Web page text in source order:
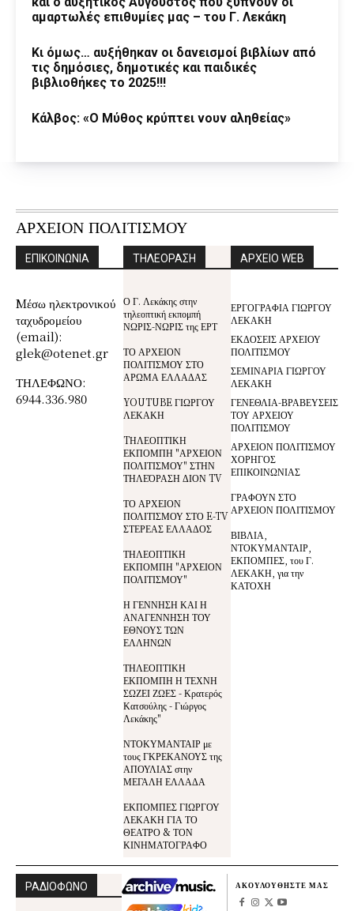
αμαρτωλές επιθυμίες μας – του Γ. Λεκάκη
Κι όμως… αυξήθηκαν οι δανεισμοί βιβλίων από
τις δημόσιες, δημοτικές και παιδικές
βιβλιοθήκες το 2025!!!
Κάλβος: «Ο Μύθος κρύπτει νουν αληθείας»
ΑΡΧΕΙΟΝ ΠΟΛΙΤΙΣΜΟΥ
ΕΠΙΚΟΙΝΩΝΙΑ
Mέσω ηλεκτρονικού
ταχυδρομείου
(email):
glek@otenet.gr
ΤΗΛΕΦΩΝΟ:
6944.336.980
ΤΗΛΕΟΡΑΣΗ
Ο Γ. Λεκάκης στην
τηλεοπτική εκπομπή
ΝΩΡΙΣ-ΝΩΡΙΣ της ΕΡΤ
ΤΟ ΑΡΧΕΙΟΝ
ΠΟΛΙΤΙΣΜΟΥ ΣΤΟ
ΑΡΩΜΑ ΕΛΛΑΔΑΣ
YOUTUBE ΓΙΩΡΓΟΥ
ΛΕΚΑΚΗ
TΗΛΕΟΠΤΙΚΗ
ΕΚΠΟΜΠΗ "ΑΡΧΕΙΟΝ
ΠΟΛΙΤΙΣΜΟΥ" ΣΤΗΝ
ΤΗΛΕΌΡΑΣΗ ΔΙΟΝ TV
ΤΟ ΑΡΧΕΙΟΝ
ΠΟΛΙΤΙΣΜΟΥ ΣΤΟ E-TV
ΣΤΕΡΕΑΣ ΕΛΛΑΔΟΣ
ΤΗΛΕΟΠΤΙΚΗ
ΕΚΠΟΜΠΗ "ΑΡΧΕΙΟΝ
ΠΟΛΙΤΙΣΜΟΥ"
Η ΓΕΝΝΗΣΗ ΚΑΙ Η
ΑΝΑΓΕΝΝΗΣΗ ΤΟΥ
ΕΘΝΟΥΣ ΤΩΝ
ΕΛΛΗΝΩΝ
ΤΗΛΕΟΠΤΙΚΗ
ΕΚΠΟΜΠΗ Η ΤΕΧΝΗ
ΣΩΖΕΙ ΖΩΕΣ - Κρατερός
Κατσούλης - Γιώργος
Λεκάκης"
ΝΤΟΚΥΜΑΝΤΑΙΡ με
τους ΓΚΡΕΚΑΝΟΥΣ της
ΑΠΟΥΛΙΑΣ στην
ΜΕΓΑΛΗ ΕΛΛΑΔΑ
ΕΚΠΟΜΠΕΣ ΓΙΩΡΓΟΥ
ΛΕΚΑΚΗ ΓΙΑ ΤΟ
ΘΕΑΤΡΟ & ΤΟΝ
ΚΙΝΗΜΑΤΟΓΡΑΦΟ
ΑΡΧΕΙΟ WEB
ΕΡΓΟΓΡΑΦΙΑ ΓΙΩΡΓΟΥ
ΛΕΚΑΚΗ
ΕΚΔΟΣΕΙΣ ΑΡΧΕΙΟΥ
ΠΟΛΙΤΙΣΜΟΥ
ΣΕΜΙΝΑΡΙΑ ΓΙΩΡΓΟΥ
ΛΕΚΑΚΗ
ΓΕΝΕΘΛΙΑ-ΒΡΑΒΕΥΣΕΙΣ
ΤΟΥ ΑΡΧΕΙΟΥ
ΠΟΛΙΤΙΣΜΟΥ
ΑΡΧΕΙΟΝ ΠΟΛΙΤΙΣΜΟΥ
ΧΟΡΗΓΟΣ
ΕΠΙΚΟΙΝΩΝΙΑΣ
ΓΡΑΦΟΥΝ ΣΤΟ
ΑΡΧΕΙΟΝ ΠΟΛΙΤΙΣΜΟΥ
ΒΙΒΛΙΑ,
ΝΤΟΚΥΜΑΝΤΑΙΡ,
ΕΚΠΟΜΠΕΣ, του Γ.
ΛΕΚΑΚΗ, για την
ΚΑΤΟΧΗ
ΡΑΔΙΟΦΩΝΟ ΑΚΟΥΛΟΥΘΗΣΤΕ ΜΑΣ